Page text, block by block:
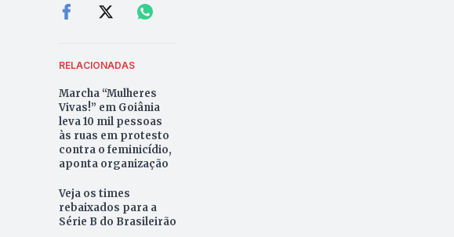
RELACIONADAS
Marcha “Mulheres
Vivas!” em Goiânia
leva 10 mil pessoas
às ruas em protesto
contra o feminicídio,
aponta organização
Veja os times
rebaixados para a
Série B do Brasileirão